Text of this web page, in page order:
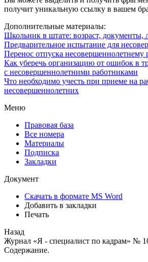
получит уникальную ссылку в вашем
Дополнительные материалы:
Школьник в штате: возраст, документы,
Предварительное испытание для
Перенос отпуска несовершеннолетнему
Как уберечь организацию от ошибок в
с несовершеннолетними работниками
Что необходимо учесть при приеме на
несовершеннолетних
Меню
Правовая база
Все номера
Материалы
Подписка
Закладки
Документ
Скачать в формате MS Word
Добавить в закладки
Печать
Назад
Журнал «Я - специалист по кадрам» №
Содержание.